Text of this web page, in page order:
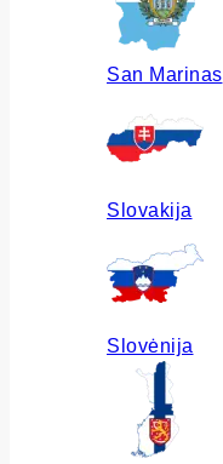
San Marinas
Slovakija
Slovėnija